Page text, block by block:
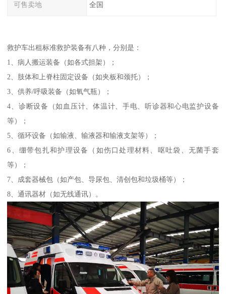
可售卖地 全国
救护车出租标准救护装备有八种，分别是：
1、病人搬运装备（如各式担架）；
2、肢体和上脊柱固定设备（如夹板和颈托）；
3、供养/呼吸装备（如氧气瓶）；
4、诊断设备（如血压计、体温计、手电、听诊器和心电监护设备
等）；
5、循环设备（如输液、输液器和输液支架等）；
6、绷带包扎和护理设备（如伤口处理材料、呕吐袋、无菌手套
等）；
7、成套器械包（如产包、导尿包、清创包和垃圾桶等）；
8、通讯器材（如无线通讯）。